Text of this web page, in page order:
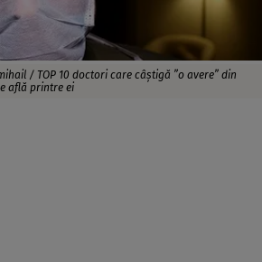
/ TOP 10 doctori care câştigă ”o avere” din
află printre ei